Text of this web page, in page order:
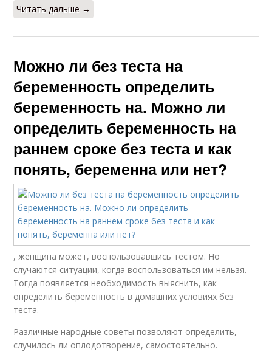
Читать дальше →
Можно ли без теста на
беременность определить
беременность на. Можно ли
определить беременность на
раннем сроке без теста и как
понять, беременна или нет?
, женщина может, воспользовавшись тестом. Но
случаются ситуации, когда воспользоваться им нельзя.
Тогда появляется необходимость выяснить, как
определить беременность в домашних условиях без
теста.
Различные народные советы позволяют определить,
случилось ли оплодотворение, самостоятельно.